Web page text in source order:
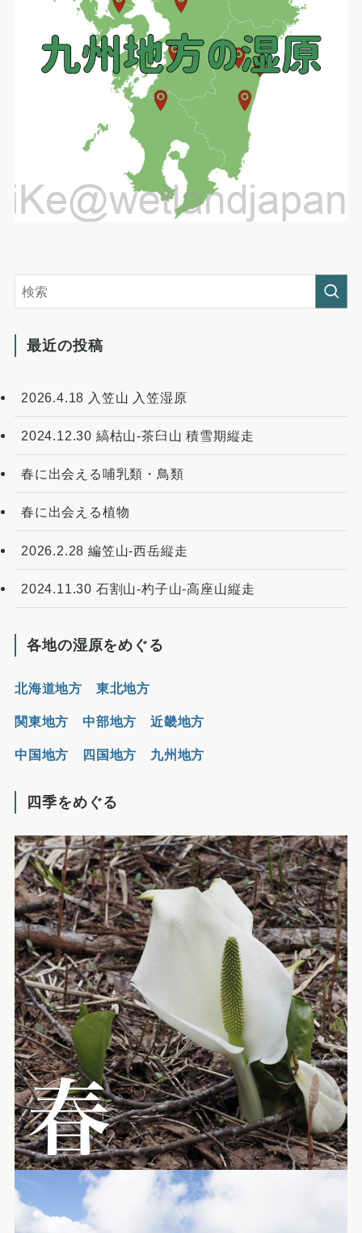
最近の投稿
2026.4.18 入笠山 入笠湿原
2024.12.30 縞枯山-茶臼山 積雪期縦走
春に出会える哺乳類・鳥類
春に出会える植物
2026.2.28 編笠山-西岳縦走
2024.11.30 石割山-杓子山-高座山縦走
各地の湿原をめぐる
北海道地方 東北地方
関東地方 中部地方 近畿地方
中国地方 四国地方 九州地方
四季をめぐる